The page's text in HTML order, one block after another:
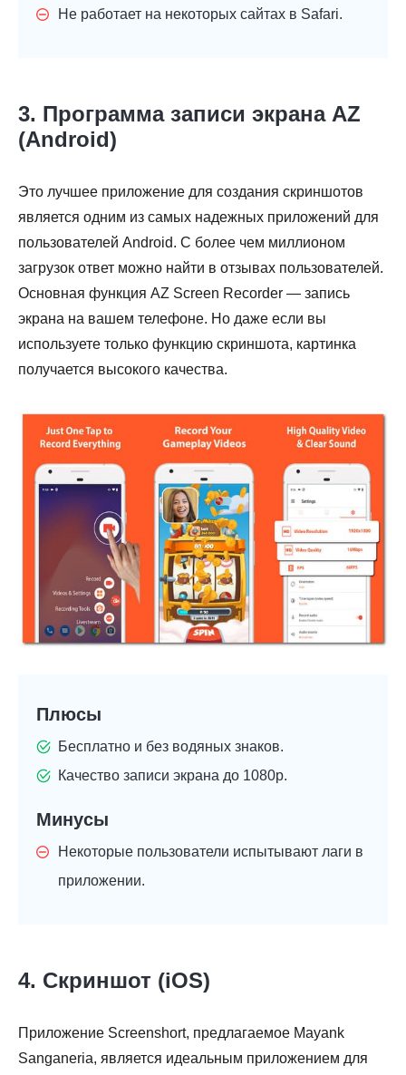
Не работает на некоторых сайтах в Safari.
3. Программа записи экрана AZ
(Android)
Это лучшее приложение для создания скриншотов
является одним из самых надежных приложений для
пользователей Android. С более чем миллионом
загрузок ответ можно найти в отзывах пользователей.
Основная функция AZ Screen Recorder — запись
экрана на вашем телефоне. Но даже если вы
используете только функцию скриншота, картинка
получается высокого качества.
Плюсы
Бесплатно и без водяных знаков.
Качество записи экрана до 1080p.
Минусы
Некоторые пользователи испытывают лаги в
приложении.
4. Скриншот (iOS)
Приложение Screenshort, предлагаемое Mayank
Sanganeria, является идеальным приложением для